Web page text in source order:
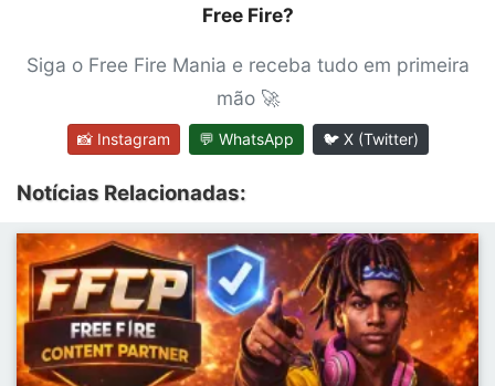
Free Fire?
Siga o Free Fire Mania e receba tudo em primeira
mão 🚀
📸 Instagram 💬 WhatsApp 🐦 X (Twitter)
Notícias Relacionadas: